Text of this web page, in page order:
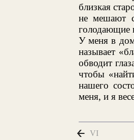
близкая
не мешают
голодающие
У меня в
называет
обводит
чтобы
нашего
меня, и я
VI